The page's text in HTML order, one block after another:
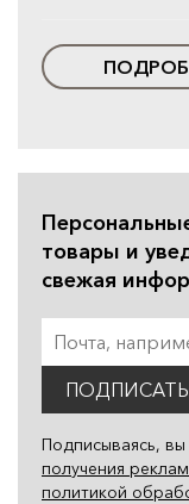
товары и
свежая
Подписываясь,
получения
политикой